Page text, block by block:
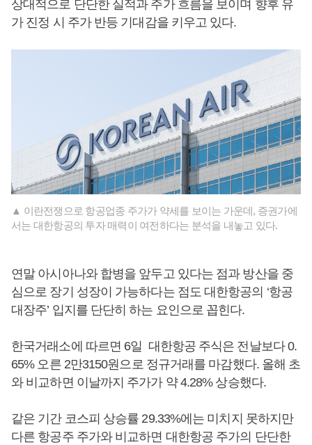
상대적으로 단단한 실적과 주가 흐름을 보이며 향후 유
가 진정 시 주가 반등 기대감을 키우고 있다.
▲ 이란전쟁으로 항공업종 주가가 약세를 보이는 가운데, 증권가에
서는 대한항공의 투자 매력이 여전하다는 분석을 내놓고 있다.
연말 아시아나와 합병을 앞두고 있다는 점과 방산을 중
심으로 장기 성장이 가능하다는 점도 대한항공의 ‘항공
대장주’ 입지를 단단히 하는 요인으로 꼽힌다.
한국거래소에 따르면 6일 대한항공 주식은 전날보다 0.
65% 오른 2만3150원으로 정규거래를 마감했다. 올해 초
와 비교하면 이날까지 주가가 약 4.28% 상승했다.
같은 기간 코스피 상승률 29.33%에는 미치지 못하지만
다른 항공주 주가와 비교하면 대한항공 주가의 단단한